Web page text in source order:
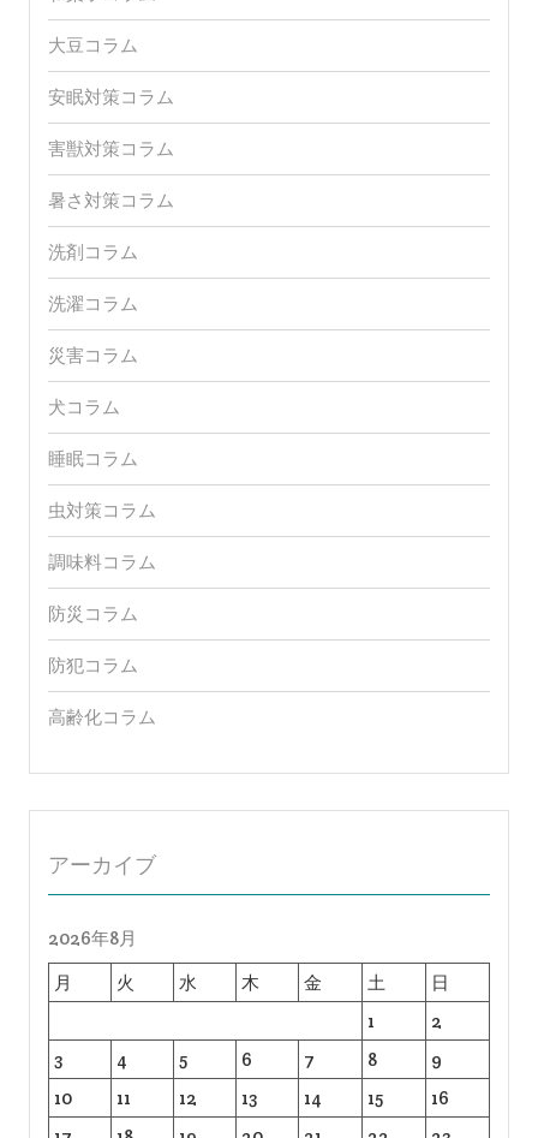
大豆コラム
安眠対策コラム
害獣対策コラム
暑さ対策コラム
洗剤コラム
洗濯コラム
災害コラム
犬コラム
睡眠コラム
虫対策コラム
調味料コラム
防災コラム
防犯コラム
高齢化コラム
アーカイブ
2026年8月
月
火 水 木 金 土
日
1
2
3
4 5 6 7 8
9
10
11 12 13 14 15
16